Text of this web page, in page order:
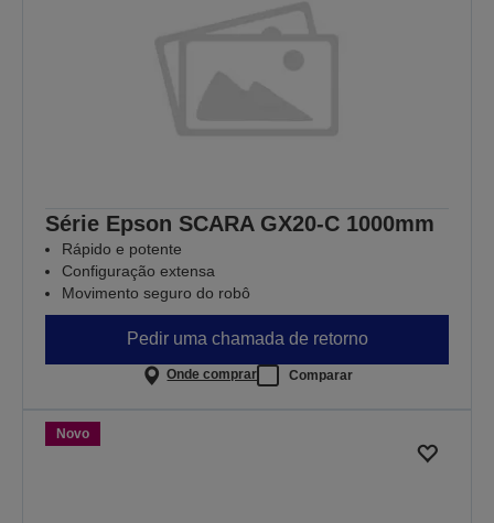
Série Epson SCARA GX20-C 1000mm
Rápido e potente
Configuração extensa
Movimento seguro do robô
Pedir uma chamada de retorno
Onde comprar Comparar
Novo